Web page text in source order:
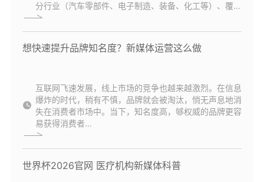
分行业（汽车零部件、电子制造、装备、化工等）、覆...
想快速提升品牌知名度？新媒体运营这么做
互联网飞速发展，线上市场的竞争也越来越激烈。在信息
爆炸的时代，稍有不慎，品牌就会被淘汰，悄无声息地消
失在消费者市场中。当下，知名度高，够权威的品牌更容
易获得消费者...
世界杯2026官网 医疗机构新媒体科普